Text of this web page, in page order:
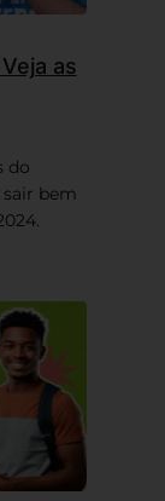
as
do
bem